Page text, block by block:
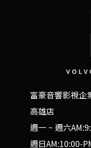
富豪音響影視企
高雄店
週一 ~ 週六
週日AM:10:00-